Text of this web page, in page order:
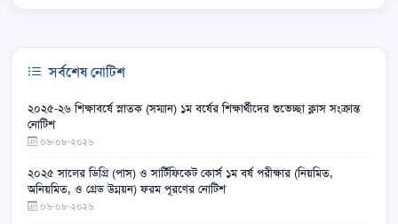
সর্বশেষ নোটিশ
২০২৫-২৬ শিক্ষাবর্ষে স্নাতক (সম্মান) ১ম বর্ষের শিক্ষার্থীদের শুভেচ্ছা ক্লাস সংক্রান্ত
নোটিশ
০৬-০৮-২০২৬
২০২৫ সালের ডিগ্রি (পাস) ও সার্টিফিকেট কোর্স ১ম বর্ষ পরীক্ষার (নিয়মিত,
অনিয়মিত, ও গ্রেড উন্নয়ন) ফরম পূরণের নোটিশ
০৬-০৮-২০২৬